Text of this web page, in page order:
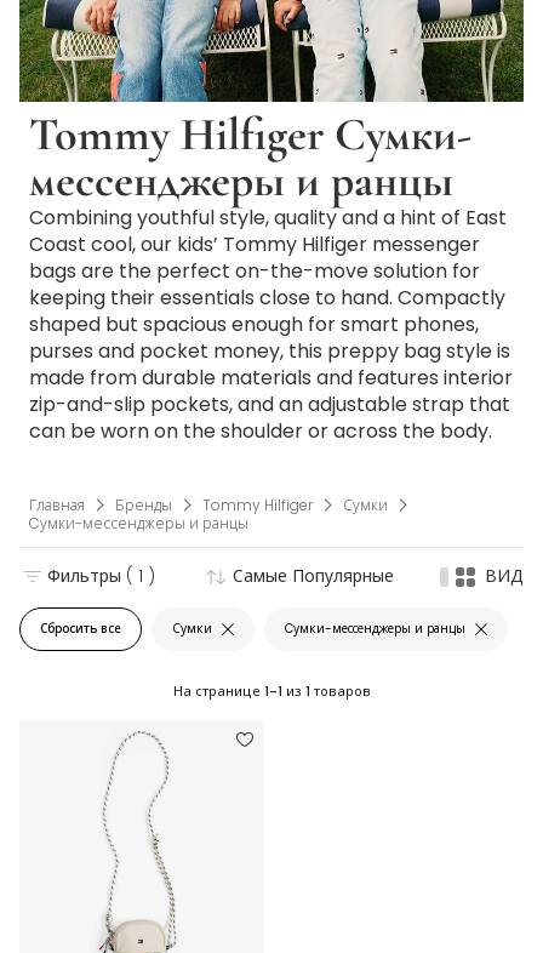
Tommy Hilfiger Cумки-
мессенджеры и ранцы
Combining youthful style, quality and a hint of East
Coast cool, our kids’ Tommy Hilfiger messenger
bags are the perfect on-the-move solution for
keeping their essentials close to hand. Compactly
shaped but spacious enough for smart phones,
purses and pocket money, this preppy bag style is
made from durable materials and features interior
zip-and-slip pockets, and an adjustable strap that
can be worn on the shoulder or across the body.
Главная Бренды Tommy Hilfiger
Сумки
Cумки-мессенджеры и ранцы
Сбросить все Сумки Cумки-мессенджеры и ранцы
Фильтры ( 1 ) Самые Популярные ВИД
На странице 1-1 из 1 товаров